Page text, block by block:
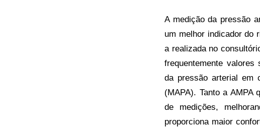
A medição da pressão
um melhor indicador do
a realizada no
frequentemente valores
da pressão arterial em
(MAPA). Tanto a AMPA
de medições,
proporciona maior